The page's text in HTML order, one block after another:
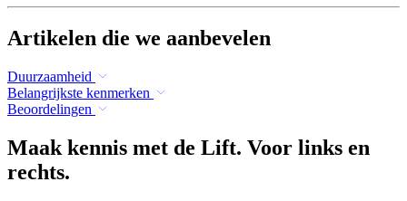
Artikelen die we aanbevelen
Duurzaamheid
Belangrijkste kenmerken
Beoordelingen
Maak kennis met de Lift. Voor links en
rechts.